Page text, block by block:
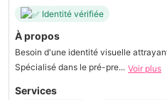
Identité vérifiée
À propos
Besoin d'une identité visuelle
Spécialisé dans le pré-pre... Voir plus
Services